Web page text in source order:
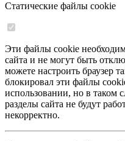
Статические файлы cookie
Эти файлы cookie
сайта и не могут быть
можете настроить браузер
блокировал эти файлы
использовании, но в таком
разделы сайта не будут
некорректно.